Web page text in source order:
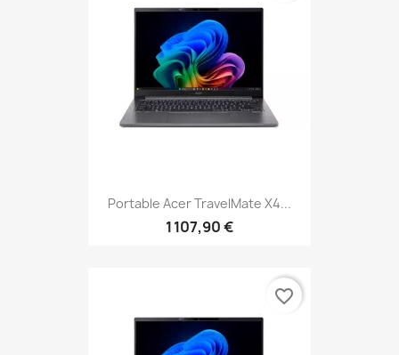
Portable Acer TravelMate X4...
1 107,90 €
favorite_border